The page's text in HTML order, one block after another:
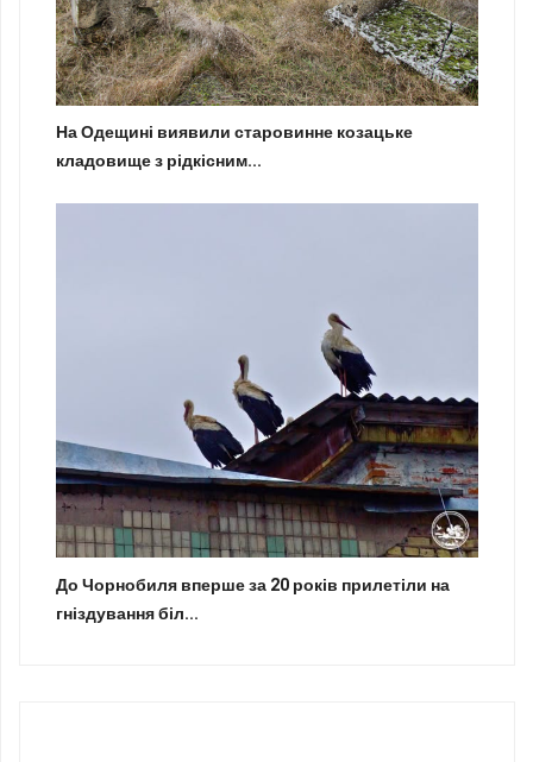
На Одещині виявили старовинне козацьке
кладовище з рідкісним...
До Чорнобиля вперше за 20 років прилетіли на
гніздування біл...